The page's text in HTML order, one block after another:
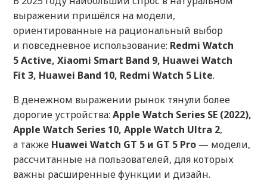
выражении пришёлся на модели,
ориентированные на рациональный выбор
и повседневное использование: Redmi Watch
5 Active, Xiaomi Smart Band 9, Huawei Watch
Fit 3, Huawei Band 10, Redmi Watch 5 Lite.
В денежном выражении рынок тянули более
дорогие устройства: Apple Watch Series SE (2022),
Apple Watch Series 10, Apple Watch Ultra 2,
а также Huawei Watch GT 5 и GT 5 Pro — модели,
рассчитанные на пользователей, для которых
важны расширенные функции и дизайн.